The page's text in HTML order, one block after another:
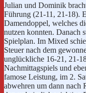
Julian und Dominik
Führung (21-11, 21-18).
Damendoppel, welches
nutzen konnten. Danach
Spielplan. Im Mixed
Steuer nach dem
unglückliche 16-21, 21-
Nachmittagspiels und
famose Leistung, im 2.
abwehren um dann nach